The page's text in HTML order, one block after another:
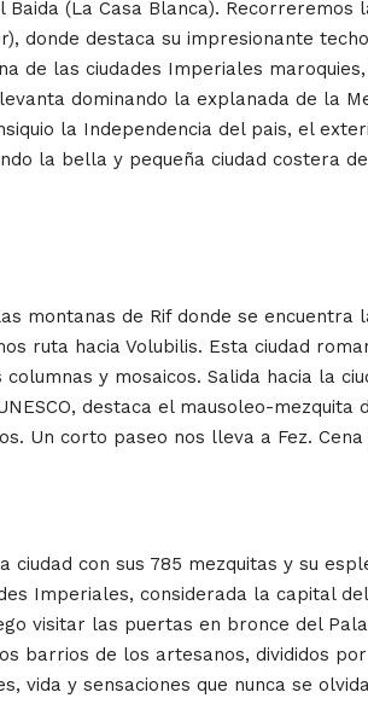
(La Casa Blanca). Recorreremos
donde destaca su impresionante
de las ciudades Imperiales
dominando la explanada de la
la Independencia del pais, el
la bella y pequeña ciudad costera
montanas de Rif donde se encuentra
ruta hacia Volubilis. Esta ciudad
y mosaicos. Salida hacia la
destaca el mausoleo-mezquita
Un corto paseo nos lleva a Fez.
con sus 785 mezquitas y su
Imperiales, considerada la capital
visitar las puertas en bronce del
barrios de los artesanos, divididos
y sensaciones que nunca se